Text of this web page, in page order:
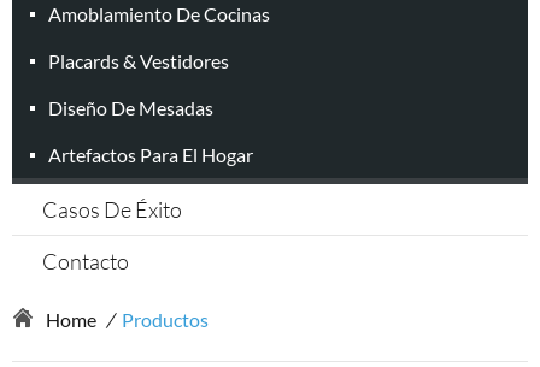
Amoblamiento De Cocinas
Placards & Vestidores
Diseño De Mesadas
Artefactos Para El Hogar
Casos De Éxito
Contacto
Home / Productos